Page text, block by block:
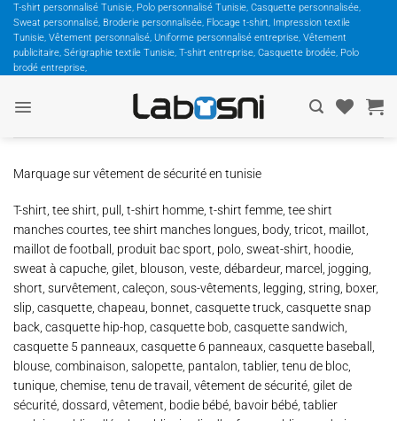
Passer
contenu
T-shirt personnalisé Tunisie, Polo personnalisé Tunisie, Casquette personnalisée,
Sweat personnalisé, Broderie personnalisée, Flocage t-shirt, Impression textile
Tunisie, Vêtement personnalisé, Uniforme personnalisé entreprise, Vêtement
publicitaire, Sérigraphie textile Tunisie, T-shirt entreprise, Casquette brodée, Polo
brodé entreprise,
Marquage sur vêtement de sécurité en tunisie
T-shirt, tee shirt, pull, t-shirt homme, t-shirt femme, tee shirt
manches courtes, tee shirt manches longues, body, tricot, maillot,
maillot de football, produit bac sport, polo, sweat-shirt, hoodie,
sweat à capuche, gilet, blouson, veste, débardeur, marcel, jogging,
short, survêtement, caleçon, sous-vêtements, legging, string, boxer,
slip, casquette, chapeau, bonnet, casquette truck, casquette snap
back, casquette hip-hop, casquette bob, casquette sandwich,
casquette 5 panneaux, casquette 6 panneaux, casquette baseball,
blouse, combinaison, salopette, pantalon, tablier, tenu de bloc,
tunique, chemise, tenu de travail, vêtement de sécurité, gilet de
sécurité, dossard, vêtement, bodie bébé, bavoir bébé, tablier